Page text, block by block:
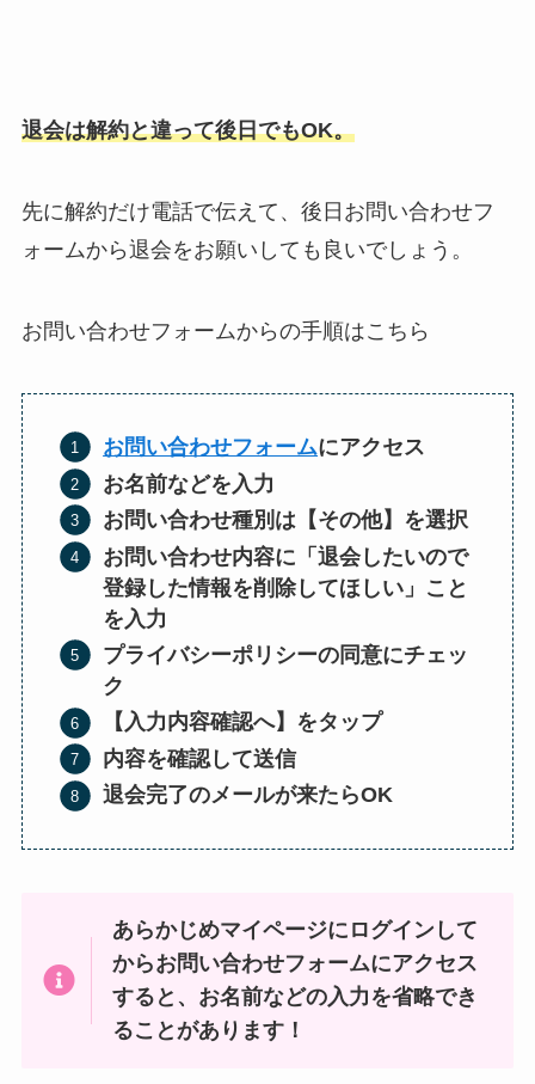
退会は解約と違って後日でもOK。
先に解約だけ電話で伝えて、後日お問い合わせフ
ォームから退会をお願いしても良いでしょう。
お問い合わせフォームからの手順はこちら
お問い合わせフォームにアクセス
お名前などを入力
お問い合わせ種別は【その他】を選択
お問い合わせ内容に「退会したいので
登録した情報を削除してほしい」こと
を入力
プライバシーポリシーの同意にチェッ
ク
【入力内容確認へ】をタップ
内容を確認して送信
退会完了のメールが来たらOK
あらかじめマイページにログインして
からお問い合わせフォームにアクセス
すると、お名前などの入力を省略でき
ることがあります！